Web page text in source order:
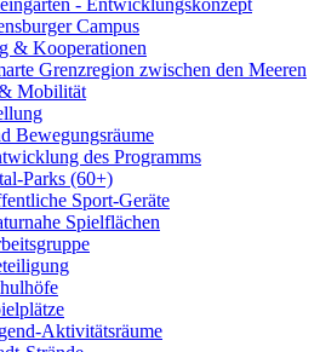
- Entwicklungskonzept
Campus
& Kooperationen
Grenzregion zwischen den Meeren
Mobilität
Bewegungsräume
des Programms
Parks (60+)
Sport-Geräte
Spielflächen
Aktivitätsräume